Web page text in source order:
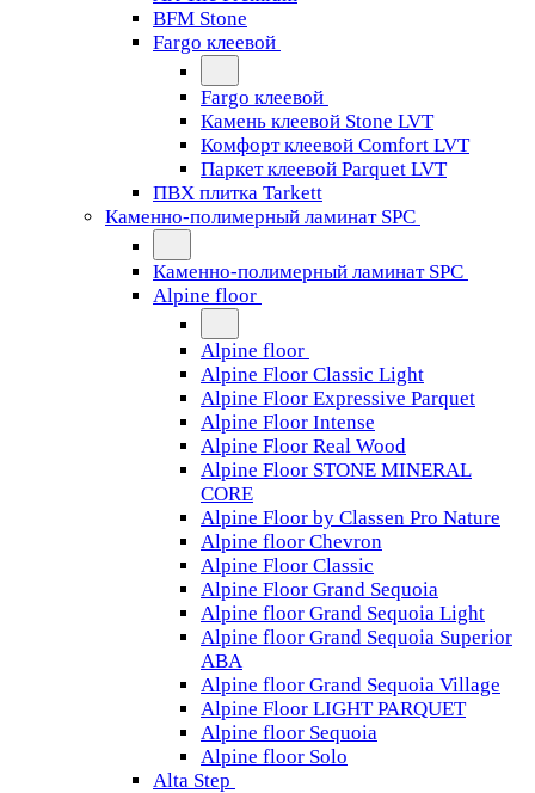
BFM Stone
Fargo клеевой
Fargo клеевой
Камень клеевой Stone LVT
Комфорт клеевой Comfort LVT
Паркет клеевой Parquet LVT
ПВХ плитка Tarkett
Каменно-полимерный ламинат SPC
Каменно-полимерный ламинат SPC
Alpine floor
Alpine floor
Alpine Floor Classic Light
Alpine Floor Expressive Parquet
Alpine Floor Intense
Alpine Floor Real Wood
Alpine Floor STONE MINERAL
CORE
Alpine Floor by Classen Pro Nature
Alpine floor Chevron
Alpine Floor Classic
Alpine Floor Grand Sequoia
Alpine floor Grand Sequoia Light
Alpine floor Grand Sequoia Superior
ABA
Alpine floor Grand Sequoia Village
Alpine Floor LIGHT PARQUET
Alpine floor Sequoia
Alpine floor Solo
Alta Step